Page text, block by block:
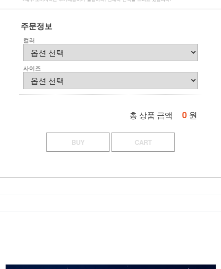
주문정보
컬러
사이즈
총 상품 금액 0 원
BUY CART